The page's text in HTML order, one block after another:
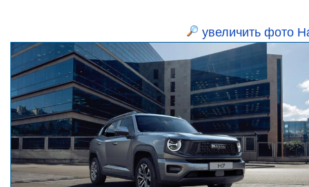
увеличить фото